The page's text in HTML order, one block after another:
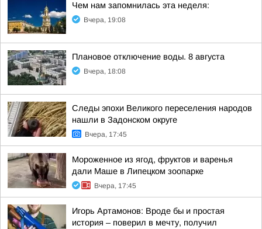
Чем нам запомнилась эта неделя:
Вчера, 19:08
Плановое отключение воды. 8 августа
Вчера, 18:08
Следы эпохи Великого переселения народов
нашли в Задонском округе
Вчера, 17:45
Мороженное из ягод, фруктов и варенья
дали Маше в Липецком зоопарке
Вчера, 17:45
Игорь Артамонов: Вроде бы и простая
история – поверил в мечту, получил